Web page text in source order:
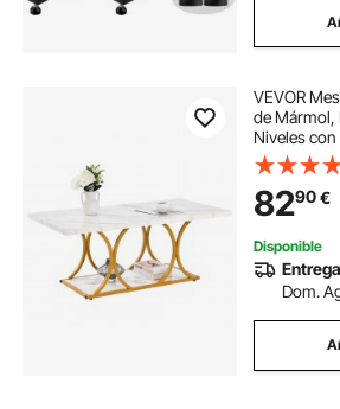
VEVOR
de Mármol,
Niveles
Patas
Carga de
Oficina, 120
8290€
Disponible
Dom.